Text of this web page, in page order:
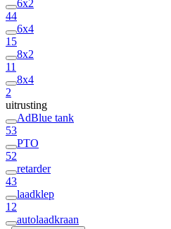
6x2
44
6x4
15
8x2
11
8x4
2
uitrusting
AdBlue tank
53
PTO
52
retarder
43
laadklep
12
autolaadkraan